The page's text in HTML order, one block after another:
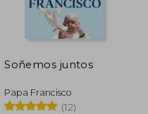
40%
dcto.
Soñemos juntos
Papa Francisco
(12)